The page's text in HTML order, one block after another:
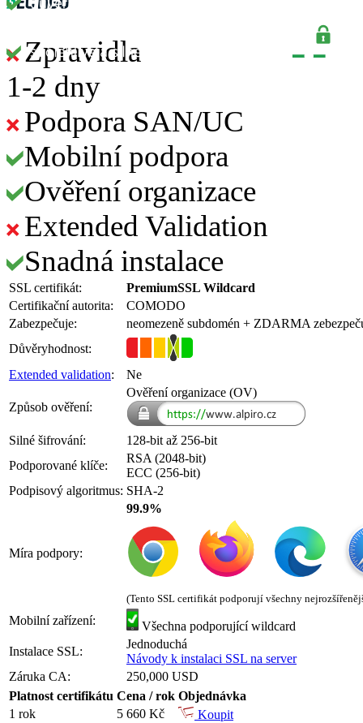
Zpravidla
1-2 dny
Podpora SAN/UC
Mobilní podpora
Ověření organizace
Extended Validation
Snadná instalace
SSL certifikát:
PremiumSSL Wildcard
Certifikační autorita:
COMODO
Zabezpečuje:
neomezeně subdomén + ZDARMA
Důvěryhodnost:
Extended validation: Ne
Způsob ověření:
Ověření organizace (OV)
Silné šifrování:
128-bit až 256-bit
Podporované klíče:
RSA (2048-bit)
ECC (256-bit)
Podpisový algoritmus: SHA-2
Míra podpory:
99.9%
(Tento SSL certifikát podporují všechny
Mobilní zařízení:
Všechna podporující wildcard
Instalace SSL:
Jednoduchá
Návody k instalaci SSL na server
Záruka CA:
250,000 USD
Platnost certifikátu Cena / rok Objednávka
1 rok
5 660 Kč
Koupit